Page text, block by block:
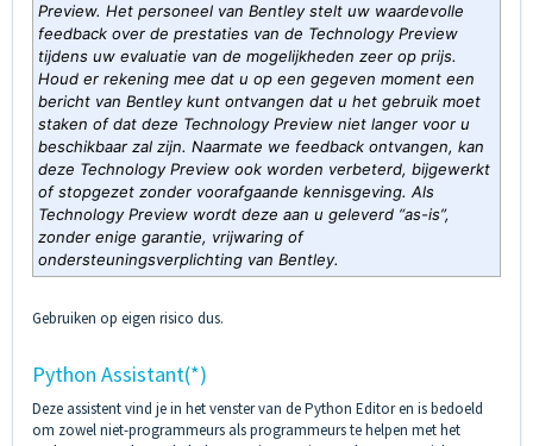
Preview. Het personeel van Bentley stelt uw waardevolle
feedback over de prestaties van de Technology Preview
tijdens uw evaluatie van de mogelijkheden zeer op prijs.
Houd er rekening mee dat u op een gegeven moment een
bericht van Bentley kunt ontvangen dat u het gebruik moet
staken of dat deze Technology Preview niet langer voor u
beschikbaar zal zijn. Naarmate we feedback ontvangen, kan
deze Technology Preview ook worden verbeterd, bijgewerkt
of stopgezet zonder voorafgaande kennisgeving. Als
Technology Preview wordt deze aan u geleverd “as-is”,
zonder enige garantie, vrijwaring of
ondersteuningsverplichting van Bentley.
Gebruiken op eigen risico dus.
Python Assistant(*)
Deze assistent vind je in het venster van de Python Editor en is bedoeld
om zowel niet-programmeurs als programmeurs te helpen met het